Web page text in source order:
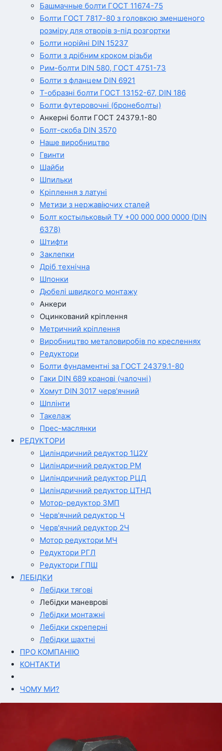
Башмачные болти ГОСТ 11674-75
Болти ГОСТ 7817-80 з головкою зменшеного
розміру для отворів з-під розгортки
Болти норійні DIN 15237
Болти з дрібним кроком різьби
Рим-болти DIN 580, ГОСТ 4751-73
Болти з фланцем DIN 6921
Т-образні болти ГОСТ 13152-67, DIN 186
Болти футеровочні (бронеболты)
Анкерні болти ГОСТ 24379.1-80
Болт-скоба DIN 3570
Наше виробництво
Гвинти
Шайби
Шпильки
Кріплення з латуні
Метизи з нержавіючих сталей
Болт костыльковый ТУ +00 000 000 0000 (DIN
6378)
Штифти
Заклепки
Дріб технічна
Шпонки
Дюбелі швидкого монтажу
Анкери
Оцинкований кріплення
Метричний кріплення
Виробництво металовиробів по кресленнях
Редуктори
Болти фундаментні за ГОСТ 24379.1-80
Гаки DIN 689 кранові (чалочні)
Хомут DIN 3017 черв'ячний
Шплінти
Такелаж
Прес-маслянки
РЕДУКТОРИ
Циліндричний редуктор 1Ц2У
Циліндричний редуктор РМ
Циліндричний редуктор РЦД
Циліндричний редуктор ЦТНД
Мотор-редуктор 3МП
Черв'ячний редуктор Ч
Черв'ячний редуктор 2Ч
Мотор редуктори МЧ
Редуктори РГЛ
Редуктори ГПШ
ЛЕБІДКИ
Лебідки тягові
Лебідки маневрові
Лебідки монтажні
Лебідки скреперні
Лебідки шахтні
ПРО КОМПАНІЮ
КОНТАКТИ
ЧОМУ МИ?